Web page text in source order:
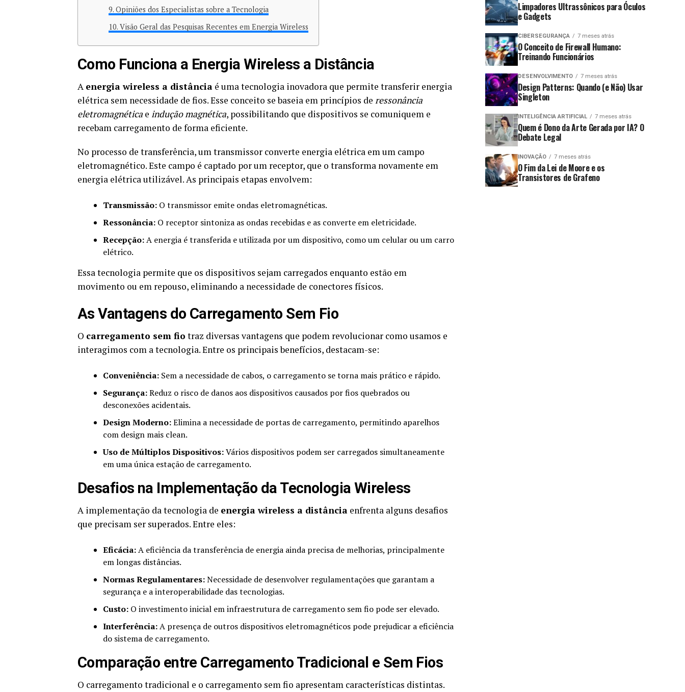
Opiniões dos Especialistas sobre a Tecnologia
Visão Geral das Pesquisas Recentes em Energia Wireless
Como Funciona a Energia Wireless a Distância
A energia wireless a distância é uma tecnologia inovadora que permite transferir energia
elétrica sem necessidade de fios. Esse conceito se baseia em princípios de ressonância
eletromagnética e indução magnética, possibilitando que dispositivos se comuniquem e
recebam carregamento de forma eficiente.
No processo de transferência, um transmissor converte energia elétrica em um campo
eletromagnético. Este campo é captado por um receptor, que o transforma novamente em
energia elétrica utilizável. As principais etapas envolvem:
Transmissão: O transmissor emite ondas eletromagnéticas.
Ressonância: O receptor sintoniza as ondas recebidas e as converte em eletricidade.
Recepção:A energia é transferida e utilizada por um dispositivo, como um celular ou um carro
elétrico.
Essa tecnologia permite que os dispositivos sejam carregados enquanto estão em
movimento ou em repouso, eliminando a necessidade de conectores físicos.
As Vantagens do Carregamento Sem Fio
O carregamento sem fio traz diversas vantagens que podem revolucionar como usamos e
interagimos com a tecnologia. Entre os principais benefícios, destacam-se:
Conveniência: Sem a necessidade de cabos, o carregamento se torna mais prático e rápido.
Segurança:Reduz o risco de danos aos dispositivos causados por fios quebrados ou
desconexões acidentais.
Design Moderno:Elimina a necessidade de portas de carregamento, permitindo aparelhos
com design mais clean.
Uso de Múltiplos Dispositivos:Vários dispositivos podem ser carregados simultaneamente
em uma única estação de carregamento.
Desafios na Implementação da Tecnologia Wireless
A implementação da tecnologia de energia wireless a distância enfrenta alguns desafios
que precisam ser superados. Entre eles:
Eficácia:A eficiência da transferência de energia ainda precisa de melhorias, principalmente
em longas distâncias.
Normas Regulamentares:Necessidade de desenvolver regulamentações que garantam a
segurança e a interoperabilidade das tecnologias.
Custo: O investimento inicial em infraestrutura de carregamento sem fio pode ser elevado.
Interferência:A presença de outros dispositivos eletromagnéticos pode prejudicar a eficiência
do sistema de carregamento.
Comparação entre Carregamento Tradicional e Sem Fios
O carregamento tradicional e o carregamento sem fio apresentam características distintas.
Limpadores Ultrassônicos para Óculos
e Gadgets
CIBERSEGURANÇA 7 meses atrás
O Conceito de Firewall Humano:
Treinando Funcionários
DESENVOLVIMENTO 7 meses atrás
Design Patterns: Quando (e Não) Usar
Singleton
INTELIGÊNCIA ARTIFICIAL 7 meses atrás
Quem é Dono da Arte Gerada por IA? O
Debate Legal
INOVAÇÃO 7 meses atrás
O Fim da Lei de Moore e os
Transistores de Grafeno